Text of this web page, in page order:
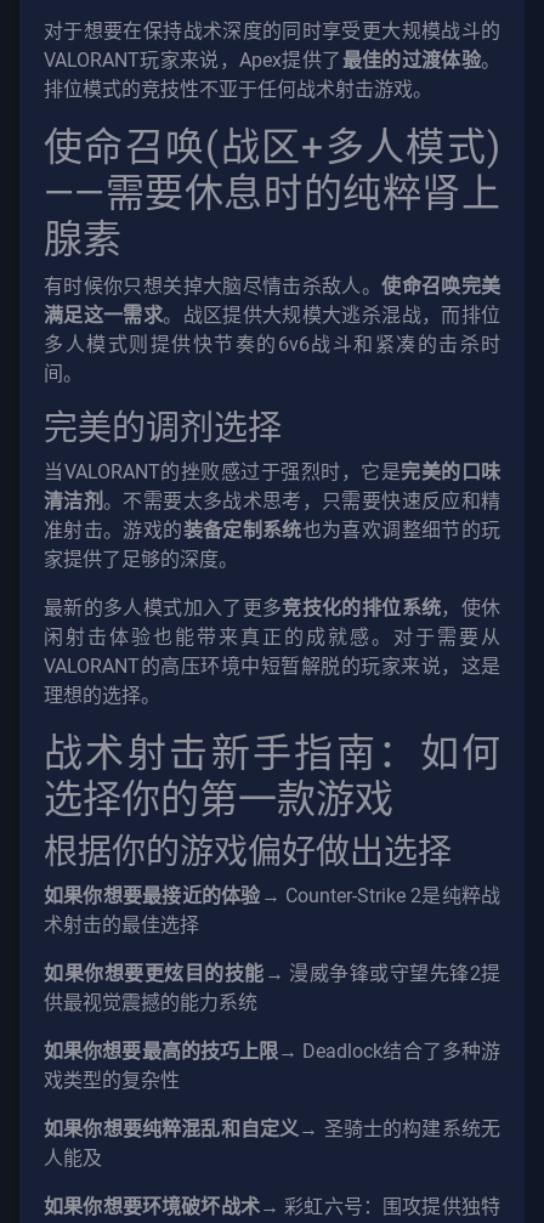
对于想要在保持战术深度的同时享受更大规模战斗的
VALORANT玩家来说，Apex提供了最佳的过渡体验。
排位模式的竞技性不亚于任何战术射击游戏。
使命召唤(战区+多人模式)
——需要休息时的纯粹肾上
腺素
有时候你只想关掉大脑尽情击杀敌人。使命召唤完美
满足这一需求。战区提供大规模大逃杀混战，而排位
多人模式则提供快节奏的6v6战斗和紧凑的击杀时
间。
完美的调剂选择
当VALORANT的挫败感过于强烈时，它是完美的口味
清洁剂。不需要太多战术思考，只需要快速反应和精
准射击。游戏的装备定制系统也为喜欢调整细节的玩
家提供了足够的深度。
最新的多人模式加入了更多竞技化的排位系统，使休
闲射击体验也能带来真正的成就感。对于需要从
VALORANT的高压环境中短暂解脱的玩家来说，这是
理想的选择。
战术射击新手指南：如何
选择你的第一款游戏
根据你的游戏偏好做出选择
如果你想要最接近的体验 → Counter-Strike 2是纯粹战
术射击的最佳选择
如果你想要更炫目的技能 → 漫威争锋或守望先锋2提
供最视觉震撼的能力系统
如果你想要最高的技巧上限→ Deadlock结合了多种游
戏类型的复杂性
如果你想要纯粹混乱和自定义→ 圣骑士的构建系统无
人能及
如果你想要环境破坏战术→ 彩虹六号：围攻提供独特